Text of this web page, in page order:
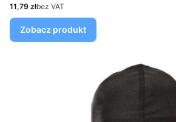
Cena
11,79 złbez VAT
Zobacz produkt